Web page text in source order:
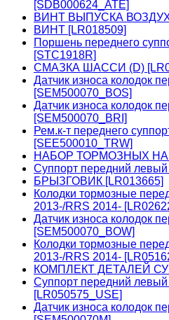
[SDB000624_ATE]
ВИНТ ВЫПУСКА
ВИНТ [LR018509]
Поршень переднего
[STC1918R]
СМАЗКА ШАССИ (D)
Датчик износа колодок
[SEM500070_BOS]
Датчик износа колодок
[SEM500070_BRI]
Рем.к-т переднего
[SEE500010_TRW]
НАБОР ТОРМОЗНЫХ
Суппорт передний
БРЫЗГОВИК [LR013665]
Колодки тормозные
2013-/RRS 2014-
Датчик износа колодок
[SEM500070_BOW]
Колодки тормозные
2013-/RRS 2014-
КОМПЛЕКТ ДЕТАЛЕЙ
Суппорт передний
[LR050575_USE]
Датчик износа колодок